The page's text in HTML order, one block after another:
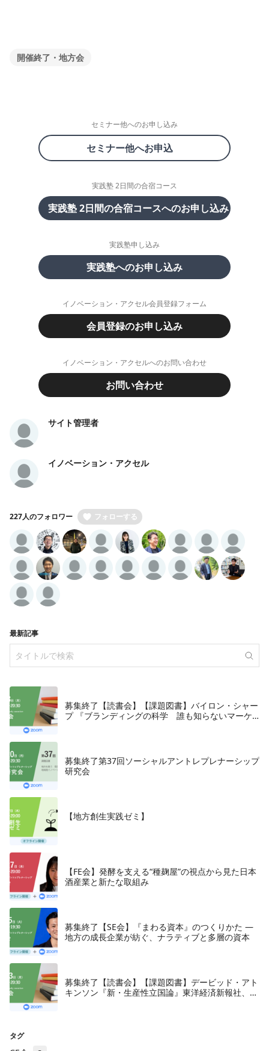
開催終了・地方会
セミナー他へのお申し込み
セミナー他へお申込
実践塾 2日間の合宿コース
実践塾 2日間の合宿コースへのお申し込み
実践塾申し込み
実践塾へのお申し込み
イノベーション・アクセル会員登録フォーム
会員登録のお申し込み
イノベーション・アクセルへのお問い合わせ
お問い合わせ
サイト管理者
イノベーション・アクセル
227人のフォロワー フォローする
最新記事
募集終了【読書会】【課題図書】バイロン・シャー
プ 『ブランディングの科学 誰も知らないマーケ
募集終了第37回ソーシャルアントレプレナーシップ
研究会
【地方創生実践ゼミ】
【FE会】発酵を支える“種麹屋”の視点から見た日本
酒産業と新たな取組み
募集終了【SE会】『まわる資本』のつくりかた —
地方の成長企業が紡ぐ、ナラティブと多層の資本
募集終了【読書会】【課題図書】デービッド・アト
キンソン『新・生産性立国論』東洋経済新報社、
タグ